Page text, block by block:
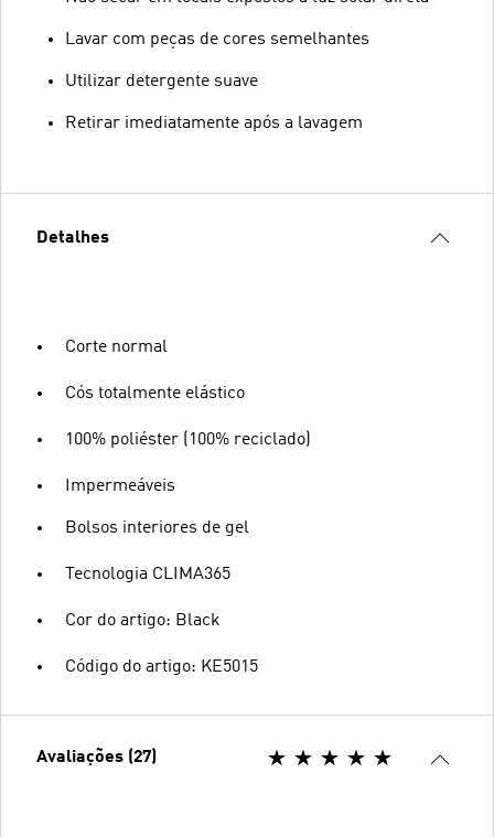
Lavar com peças de cores semelhantes
Utilizar detergente suave
Retirar imediatamente após a lavagem
Detalhes
Corte normal
Cós totalmente elástico
100% poliéster (100% reciclado)
Impermeáveis
Bolsos interiores de gel
Tecnologia CLIMA365
Cor do artigo: Black
Código do artigo: KE5015
Avaliações (27)